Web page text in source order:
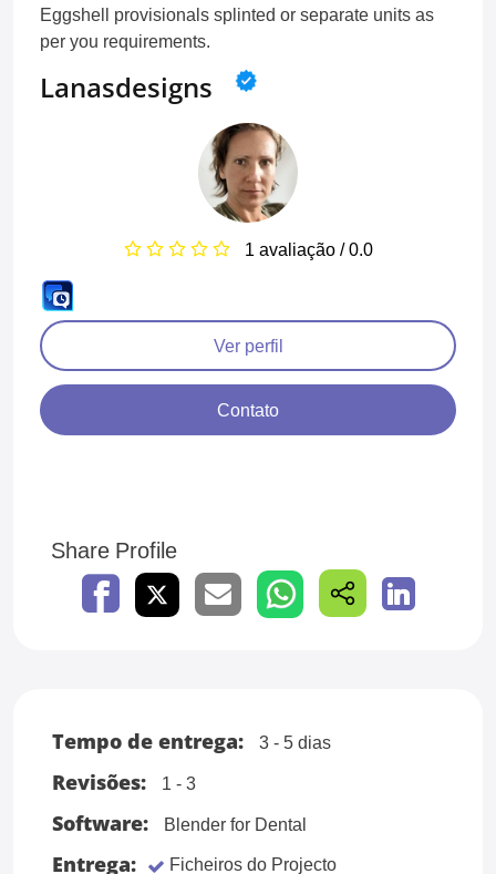
Eggshell provisionals splinted or separate units as
per you requirements.
Lanasdesigns
1 avaliação / 0.0
Ver perfil
Contato
Share Profile
Tempo de entrega: 3 - 5 dias
Revisões: 1 - 3
Software: Blender for Dental
Entrega:
Ficheiros do Projecto